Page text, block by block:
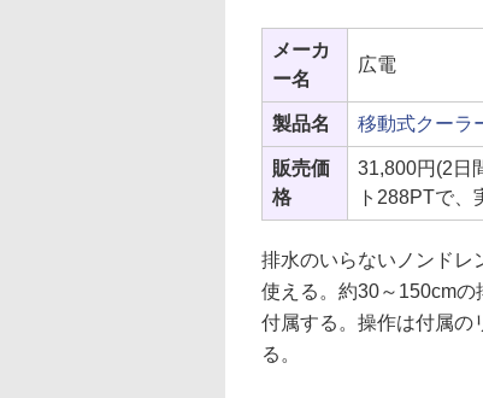
メーカ
ー名
広電
製品名 移動式クーラ
販売価
格
31,800円(2日
ト288PTで、
排水のいらないノンドレ
使える。約30～150cm
付属する。操作は付属の
る。